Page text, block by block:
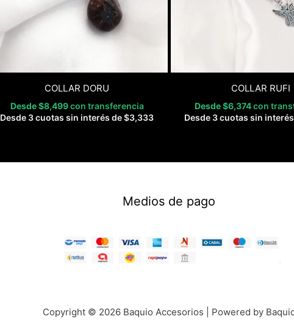
COLLAR DORU
Desde$8,499con transferencia
Desde 3 cuotas sin interés de$3,333
COLLAR RUFI
Desde$6,374con
Desde 3 cuotas sin
Medios de pago
Copyright © 2026 Baquio Accesorios | Powered by